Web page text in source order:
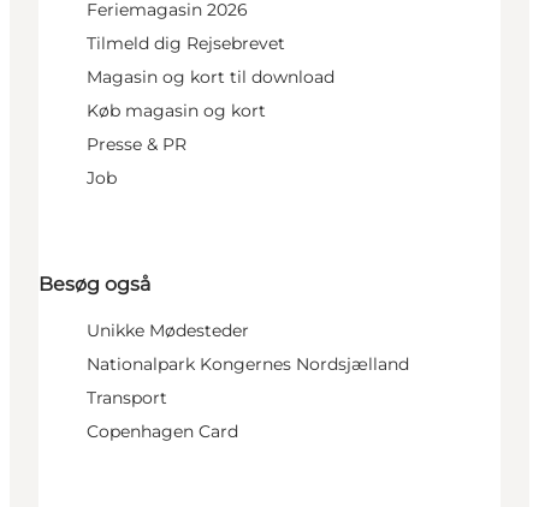
Feriemagasin 2026
Tilmeld dig Rejsebrevet
Magasin og kort til download
Køb magasin og kort
Presse & PR
Job
Besøg også
Unikke Mødesteder
Nationalpark Kongernes Nordsjælland
Transport
Copenhagen Card